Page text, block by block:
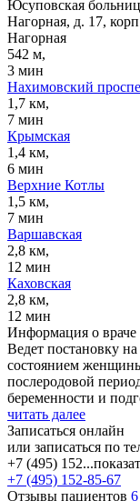
Юсуповская
Нагорная, д. 17,
Нагорная
542 м,
3 мин
Нахимовский
1,7 км,
7 мин
Крымская
1,4 км,
6 мин
Верхние Котлы
1,5 км,
7 мин
Варшавская
2,8 км,
12 мин
Каховская
2,8 км,
12 мин
Информация о враче
Ведет постановку
состоянием
послеродовой
беременности и
читать далее
Записаться онлайн
или записаться по
+7 (495) 152...
+7 (495) 152-85-67
Отзывы пациентов